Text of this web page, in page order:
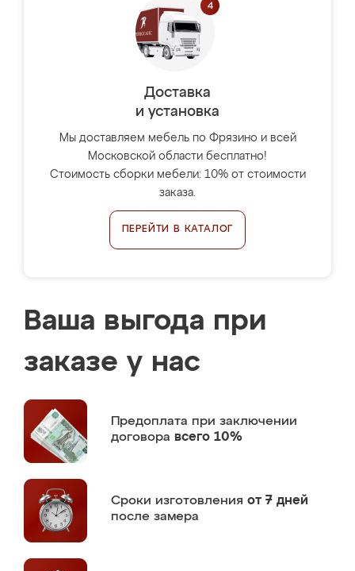
Доставка
и установка
Мы доставляем мебель по Фрязино и всей
Московской области бесплатно!
Стоимость сборки мебели: 10% от стоимости
заказа.
ПЕРЕЙТИ В КАТАЛОГ
Ваша выгода при
заказе у нас
Предоплата при заключении
договора всего 10%
Сроки изготовления от 7 дней
после замера